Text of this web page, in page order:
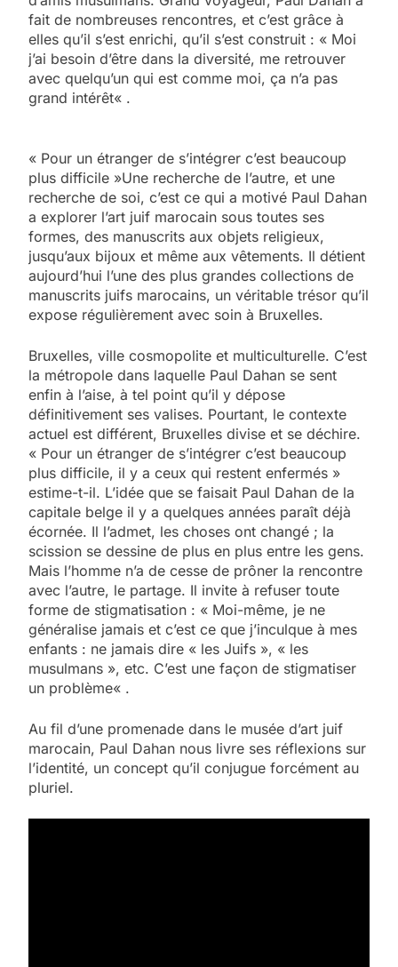
fait de nombreuses rencontres, et c’est grâce à
elles qu’il s’est enrichi, qu’il s’est construit : « Moi
j’ai besoin d’être dans la diversité, me retrouver
avec quelqu’un qui est comme moi, ça n’a pas
grand intérêt« .
« Pour un étranger de s’intégrer c’est beaucoup
plus difficile »Une recherche de l’autre, et une
recherche de soi, c’est ce qui a motivé Paul Dahan
a explorer l’art juif marocain sous toutes ses
formes, des manuscrits aux objets religieux,
jusqu’aux bijoux et même aux vêtements. Il détient
aujourd’hui l’une des plus grandes collections de
manuscrits juifs marocains, un véritable trésor qu’il
expose régulièrement avec soin à Bruxelles.
Bruxelles, ville cosmopolite et multiculturelle. C’est
la métropole dans laquelle Paul Dahan se sent
enfin à l’aise, à tel point qu’il y dépose
définitivement ses valises. Pourtant, le contexte
actuel est différent, Bruxelles divise et se déchire.
« Pour un étranger de s’intégrer c’est beaucoup
plus difficile, il y a ceux qui restent enfermés »
estime-t-il. L’idée que se faisait Paul Dahan de la
capitale belge il y a quelques années paraît déjà
écornée. Il l’admet, les choses ont changé ; la
scission se dessine de plus en plus entre les gens.
Mais l’homme n’a de cesse de prôner la rencontre
avec l’autre, le partage. Il invite à refuser toute
forme de stigmatisation : « Moi-même, je ne
généralise jamais et c’est ce que j’inculque à mes
enfants : ne jamais dire « les Juifs », « les
musulmans », etc. C’est une façon de stigmatiser
un problème« .
Au fil d’une promenade dans le musée d’art juif
marocain, Paul Dahan nous livre ses réflexions sur
l’identité, un concept qu’il conjugue forcément au
pluriel.